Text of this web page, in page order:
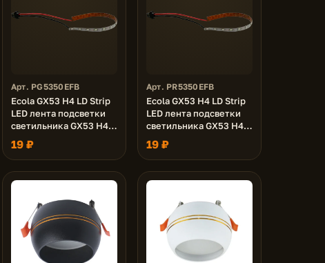
Арт. PG5350EFB
Ecola GX53 H4 LD Strip
LED лента подсветки
светильника GX53 H4
LDxxxx 5.0W, Зеленая
Green
19 ₽
Арт. PR5350EFB
Ecola GX53 H4 LD Strip
LED лента подсветки
светильника GX53 H4
LDxxxx 5.0W, Красная
Red
19 ₽